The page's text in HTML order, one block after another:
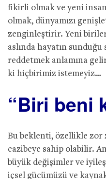
fikirli olmak ve yeni
olmak, dünyamızı
zenginleştirir. Yeni
aslında hayatın sunduğu
reddetmek anlamına
ki hiçbirimiz istemeyiz…
“Biri beni
Bu beklenti, özellikle zor
cazibeye sahip olabilir.
büyük değişimler ve
içsel gücümüzü ve